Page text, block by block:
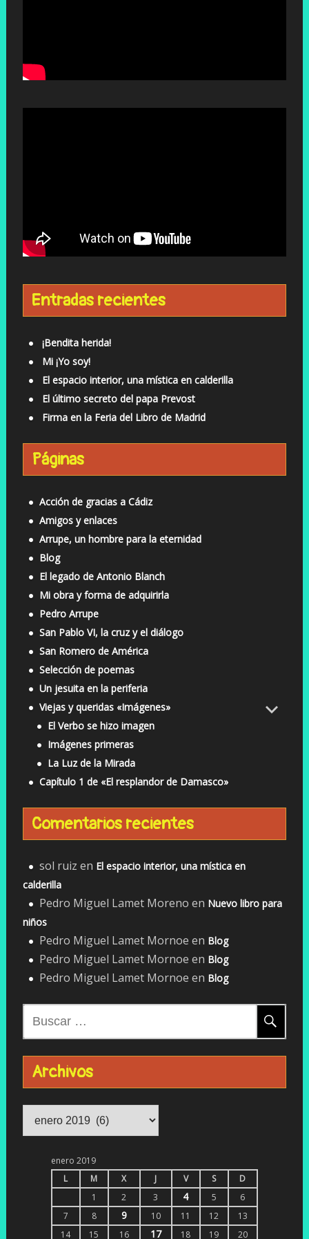
Entradas recientes
¡Bendita herida!
Mi ¡Yo soy!
El espacio interior, una mística en calderilla
El último secreto del papa Prevost
Firma en la Feria del Libro de Madrid
Páginas
Acción de gracias a Cádiz
Amigos y enlaces
Arrupe, un hombre para la eternidad
Blog
El legado de Antonio Blanch
Mi obra y forma de adquirirla
Pedro Arrupe
San Pablo VI, la cruz y el diálogo
San Romero de América
Selección de poemas
Un jesuita en la periferia
Viejas y queridas «Imágenes»
El Verbo se hizo imagen
Imágenes primeras
La Luz de la Mirada
Capítulo 1 de «El resplandor de Damasco»
Comentarios recientes
sol ruiz en El espacio interior, una mística en
calderilla
Pedro Miguel Lamet Moreno en Nuevo libro para
niños
Pedro Miguel Lamet Mornoe en Blog
Pedro Miguel Lamet Mornoe en Blog
Pedro Miguel Lamet Mornoe en Blog
Archivos
enero 2019
L
M X J V S
D
1
2 3 4 5
6
7
8 9 10 11 12
13
14
15 16 17 18 19 20